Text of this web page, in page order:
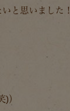
と思いました！
）